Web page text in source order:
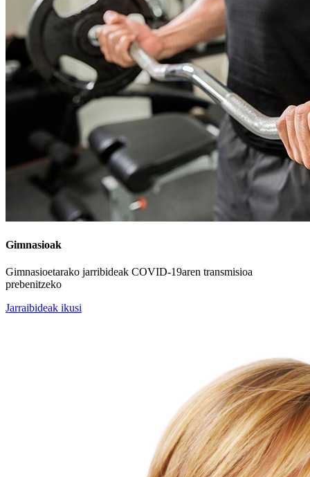
Gimnasioak
Gimnasioetarako jarribideak COVID-19aren transmisioa
prebenitzeko
Jarraibideak ikusi